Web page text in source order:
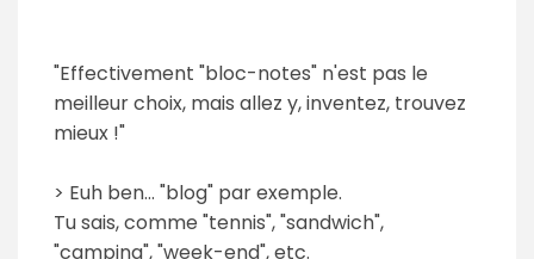
"Effectivement "bloc-notes" n'est pas le
meilleur choix, mais allez y, inventez, trouvez
mieux !"
> Euh ben... "blog" par exemple.
Tu sais, comme "tennis", "sandwich",
"camping", "week-end", etc.